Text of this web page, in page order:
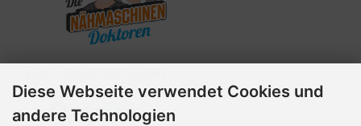
Diese Webseite verwendet Cookies und
andere Technologien